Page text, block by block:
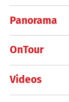
Panorama
OnTour
Videos